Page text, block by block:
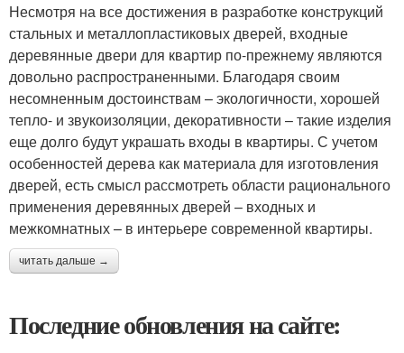
Несмотря на все достижения в разработке конструкций
стальных и металлопластиковых дверей, входные
деревянные двери для квартир по-прежнему являются
довольно распространенными. Благодаря своим
несомненным достоинствам – экологичности, хорошей
тепло- и звукоизоляции, декоративности – такие изделия
еще долго будут украшать входы в квартиры. С учетом
особенностей дерева как материала для изготовления
дверей, есть смысл рассмотреть области рационального
применения деревянных дверей – входных и
межкомнатных – в интерьере современной квартиры.
читать дальше →
Последние обновления на сайте: